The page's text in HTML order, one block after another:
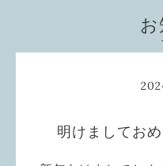
お
明けましてお